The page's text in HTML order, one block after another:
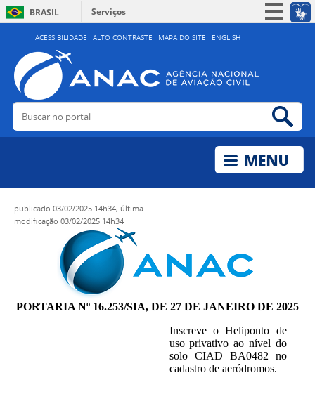
ACESSIBILIDADE ALTO CONTRASTE MAPA DO SITE ENGLISH
BRASIL
Serviços
Simplifique!
Acesso à informação
Legislação
Buscar no portal
publicado 03/02/2025 14h34, última
modificação 03/02/2025 14h34
PORTARIA Nº 16.253/SIA, DE 27 DE JANEIRO DE 2025
Inscreve o Heliponto de
uso privativo ao nível do
solo CIAD BA0482 no
cadastro de aeródromos.